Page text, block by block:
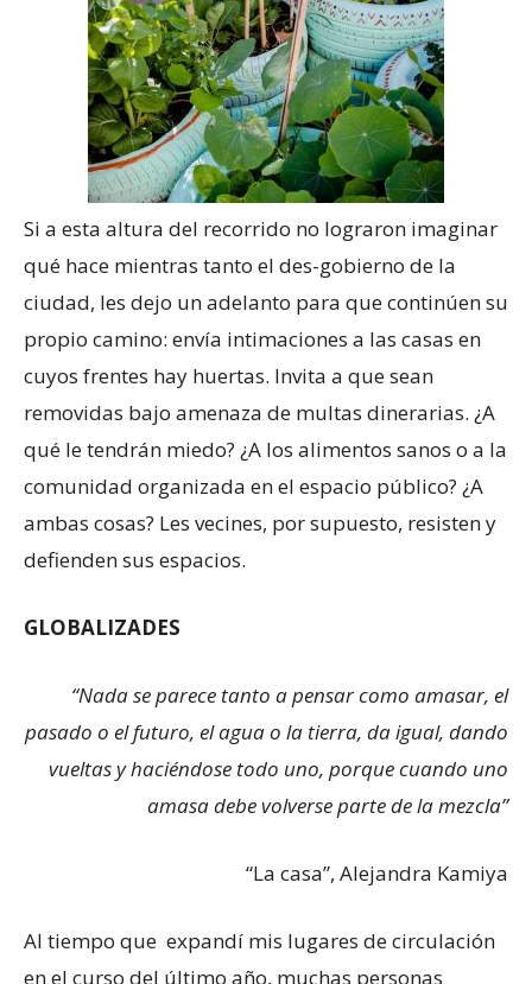
Si a esta altura del recorrido no lograron imaginar
qué hace mientras tanto el des-gobierno de la
ciudad, les dejo un adelanto para que continúen su
propio camino: envía intimaciones a las casas en
cuyos frentes hay huertas. Invita a que sean
removidas bajo amenaza de multas dinerarias. ¿A
qué le tendrán miedo? ¿A los alimentos sanos o a la
comunidad organizada en el espacio público? ¿A
ambas cosas? Les vecines, por supuesto, resisten y
defienden sus espacios.
GLOBALIZADES
“Nada se parece tanto a pensar como amasar, el
pasado o el futuro, el agua o la tierra, da igual, dando
vueltas y haciéndose todo uno, porque cuando uno
amasa debe volverse parte de la mezcla”
“La casa”, Alejandra Kamiya
Al tiempo que expandí mis lugares de circulación
en el curso del último año, muchas personas